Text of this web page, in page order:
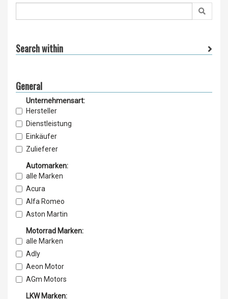
Search within
General
Unternehmensart:
Hersteller
Dienstleistung
Einkäufer
Zulieferer
Lieferant
Vertrieb
Service & Wartung
Importeur
Exporteur
Einzelhandel
Grosshandel
Automarken:
alle Marken
Acura
Alfa Romeo
Aston Martin
Audi
Bentley
BMW
BMW i Bugatti
Buick
Byton
Motorrad Marken:
alle Marken
Adly
Aeon Motor
AGm Motors
Alisze
LKW Marken: